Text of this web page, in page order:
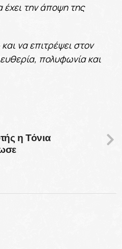
έχει την άποψη της
να επιτρέψει στον
πολυφωνία και
η Τόνια